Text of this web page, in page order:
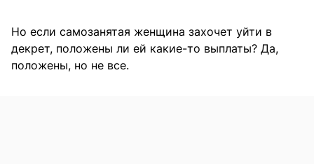
Но если самозанятая женщина захочет уйти в
декрет, положены ли ей какие-то выплаты? Да,
положены, но не все.